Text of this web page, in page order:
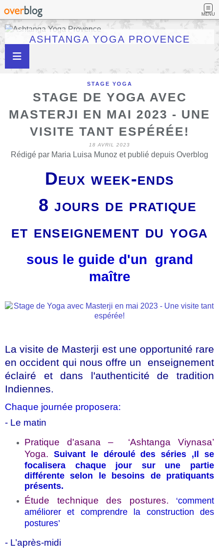
MENU
ASHTANGA YOGA PROVENCE
STAGE YOGA
STAGE DE YOGA AVEC
MASTERJI EN MAI 2023 - UNE
VISITE TANT ESPÉRÉE!
18 AVRIL 2023
Rédigé par Maria Luisa Munoz et publié depuis Overblog
Deux week-ends
8 jours de pratique
et enseignement du yoga
sous le guide d'un grand
maître
La visite de Masterji est une opportunité rare
en occident qui nous offre un enseignement
éclairé et dans l'authenticité de tradition
Indiennes.
Chaque journée proposera:
- Le matin
Pratique d'asana – ‘Ashtanga Viynasa’
Yoga. Suivant le déroulé des séries ,Il se
focalisera chaque jour sur une partie
différente selon le besoins de pratiquants
présents.
Étude technique des postures. ‘comment
améliorer et comprendre la construction des
postures’
- L’après-midi